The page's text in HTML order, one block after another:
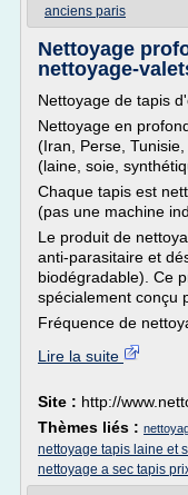
anciens paris
Nettoyage
nettoyage-
Nettoyage de tapis
Nettoyage en
(Iran, Perse,
(laine, soie,
Chaque tapis est
(pas une machine
Le produit de
anti-parasitaire et
biodégradable). Ce
spécialement conçu
Fréquence de
Lire la suite
Site : http://
Thèmes liés :
nettoyage tapis laine et
nettoyage a sec tapis